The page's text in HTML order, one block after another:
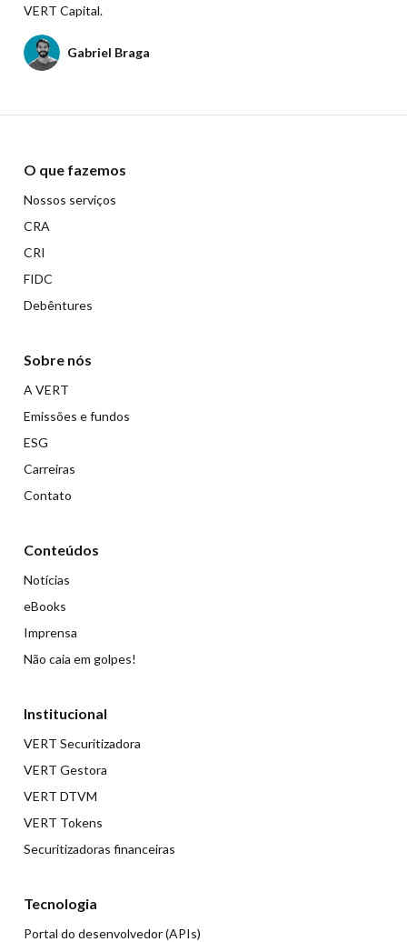
VERT Capital.
Gabriel Braga
O que fazemos
Nossos serviços
CRA
CRI
FIDC
Debêntures
Sobre nós
A VERT
Emissões e fundos
ESG
Carreiras
Contato
Conteúdos
Notícias
eBooks
Imprensa
Não caia em golpes!
Institucional
VERT Securitizadora
VERT Gestora
VERT DTVM
VERT Tokens
Securitizadoras financeiras
Tecnologia
Portal do desenvolvedor (APIs)